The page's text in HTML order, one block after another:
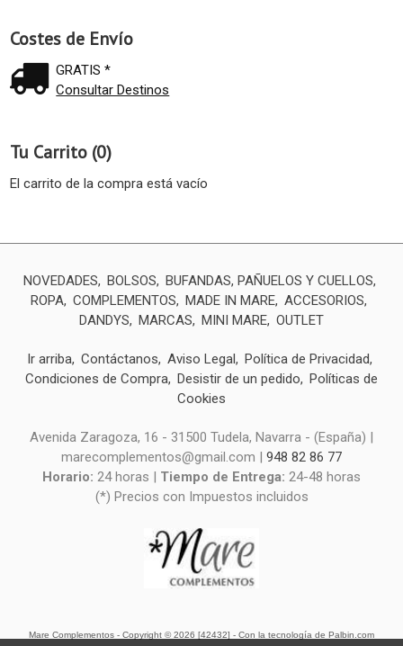
Costes de Envío
GRATIS *
Consultar Destinos
Tu Carrito (0)
El carrito de la compra está vacío
NOVEDADES BOLSOS
BUFANDAS, PAÑUELOS Y CUELLOS
ROPA COMPLEMENTOS MADE IN MARE ACCESORIOS
DANDYS
MARCAS MINI MARE OUTLET
Ir arriba Contáctanos Aviso Legal
Política de Privacidad
Condiciones de Compra Desistir de un pedido
Políticas de
Cookies
Avenida Zaragoza, 16 - 31500 Tudela, Navarra - (España) |
marecomplementos@gmail.com | 948 82 86 77
Horario: 24 horas | Tiempo de Entrega: 24-48 horas
(*) Precios con Impuestos incluidos
Mare Complementos - Copyright © 2026 [42432] - Con la tecnología de Palbin.com